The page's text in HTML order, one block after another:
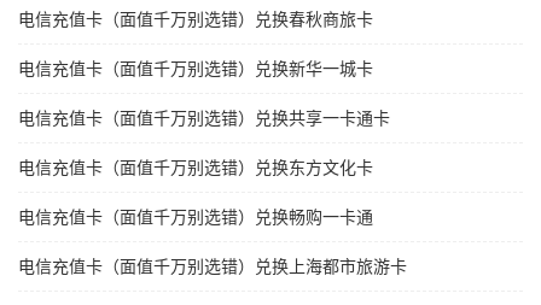
电信充值卡（面值千万别选错）兑换春秋商旅卡
电信充值卡（面值千万别选错）兑换新华一城卡
电信充值卡（面值千万别选错）兑换共享一卡通卡
电信充值卡（面值千万别选错）兑换东方文化卡
电信充值卡（面值千万别选错）兑换畅购一卡通
电信充值卡（面值千万别选错）兑换上海都市旅游卡